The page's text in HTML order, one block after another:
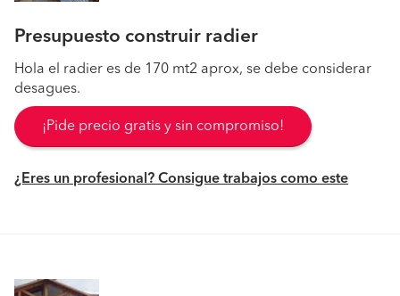
Presupuesto construir radier
Hola el radier es de 170 mt2 aprox, se debe considerar
desagues.
¡Pide precio gratis y sin compromiso!
¿Eres un profesional? Consigue trabajos como este